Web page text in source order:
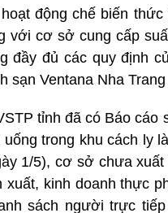
động chế biến
với cơ sở cung cấp
đầy đủ các quy định
sạn Ventana Nha Trang
tỉnh đã có Báo
trong khu cách ly
1/5), cơ sở chưa
kinh doanh thực
sách người trực